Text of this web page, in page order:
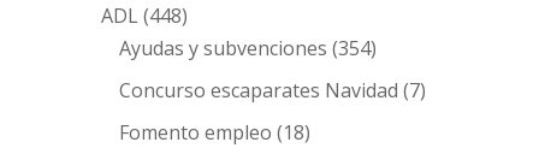
ADL(448)
Ayudas y subvenciones (354)
Concurso escaparates Navidad (7)
Fomento empleo (18)